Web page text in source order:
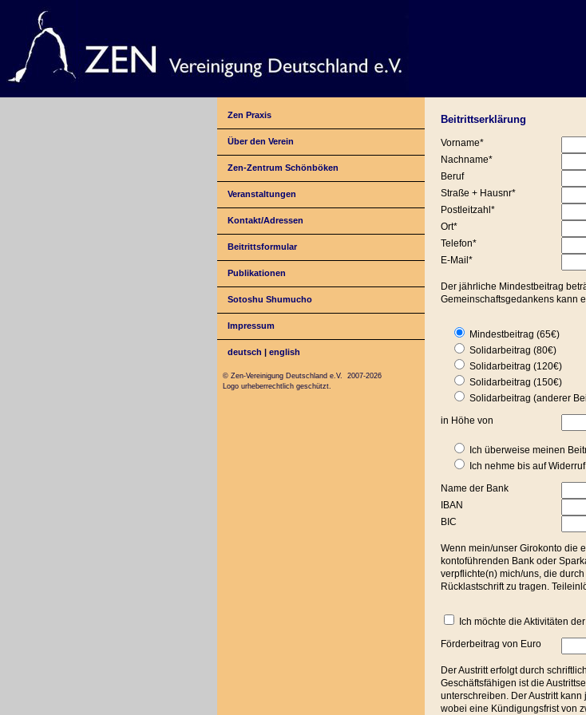
Zen Praxis
Über den Verein
Zen-Zentrum Schönböken
Veranstaltungen
Kontakt/Adressen
Beitrittsformular
Publikationen
Sotoshu Shumucho
Impressum
deutsch |english
Beitrittserklärung
Vorname*
Nachname*
Beruf
Straße + Hausnr*
Postleitzahl*
Ort*
Telefon*
E-Mail*
Der jährliche Mindestbeitrag
Gemeinschaftsgedankens kann
Mindestbeitrag (65€)
Solidarbeitrag (80€)
Solidarbeitrag (120€)
Solidarbeitrag (150€)
Solidarbeitrag (anderer
in Höhe von
Ich überweise meinen
Ich nehme bis auf
Name der Bank
IBAN
BIC
Wenn mein/unser Girokonto die
kontoführenden Bank oder
verpflichte(n) mich/uns, die
Rücklastschrift zu tragen.
Ich möchte die Aktivitäten
Förderbeitrag von Euro
Der Austritt erfolgt durch
Geschäftsfähigen ist die
unterschreiben. Der Austritt
wobei eine Kündigungsfrist von
© Zen-Vereinigung Deutschland e.V. 2007-2026
Logo urheberrechtlich geschützt.